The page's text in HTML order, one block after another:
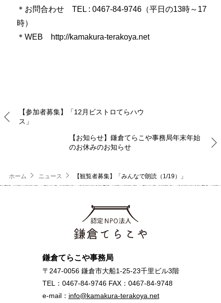
＊お問合わせ TEL : 0467‐84‐9746（平日の13時～17
時）
＊WEB http://kamakura-terakoya.net
【参加者募集】「12月ビストロてらハウ
ス」
【お知らせ】鎌倉てらこや事務局年末年始
のお休みのお知らせ
ホーム ニュース 【観覧者募集】「みんなで朗読（1/19）」
鎌倉てらこや事務局
〒247-0056 鎌倉市大船1-25-23千里ビル3階
TEL：0467-84-9746 FAX：0467-84-9748
e-mail： info@kamakura-terakoya.net